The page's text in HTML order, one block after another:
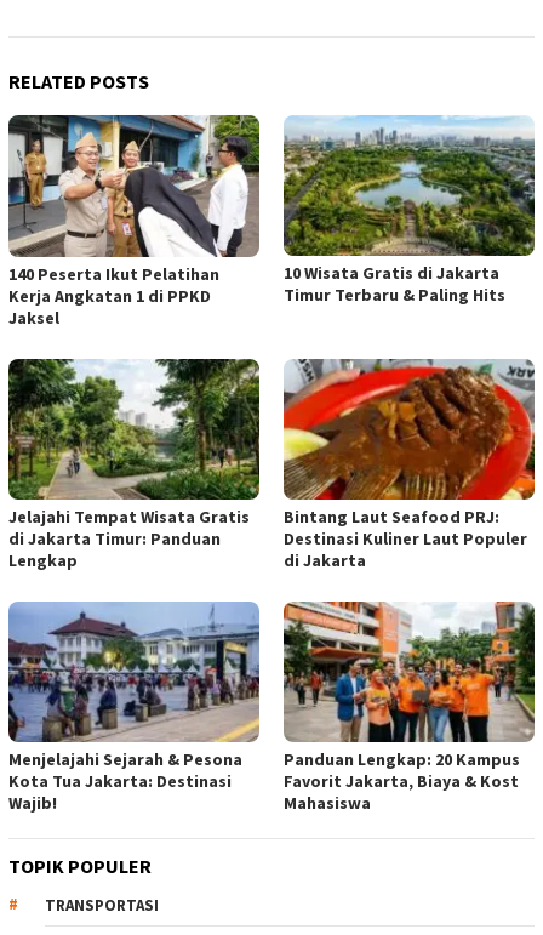
RELATED POSTS
140 Peserta Ikut Pelatihan
Kerja Angkatan 1 di PPKD
Jaksel
10 Wisata Gratis di Jakarta
Timur Terbaru & Paling Hits
Jelajahi Tempat Wisata Gratis
di Jakarta Timur: Panduan
Lengkap
Bintang Laut Seafood PRJ:
Destinasi Kuliner Laut Populer
di Jakarta
Menjelajahi Sejarah & Pesona
Kota Tua Jakarta: Destinasi
Wajib!
Panduan Lengkap: 20 Kampus
Favorit Jakarta, Biaya & Kost
Mahasiswa
TOPIK POPULER
TRANSPORTASI